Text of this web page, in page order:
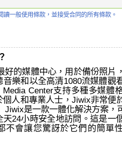
讀一般使用條款，並接受合同的所有條款。
好的媒體中心，用於備份照片
音樂和以全高清1080流媒體觀
Center支持多種多媒體
個人和專業人士，Jiwix非常便
Jiwix是一款一體化解決方案，
天24小時安全地訪問。這是一
不會讓您驚訝於它們的簡單